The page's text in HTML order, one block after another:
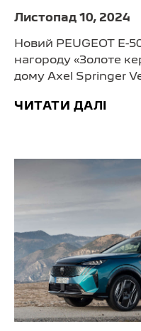
Листопад 10, 2024
Новий PEUGEOT E-
нагороду «Золоте
дому Axel Springer
ЧИТАТИ ДАЛІ